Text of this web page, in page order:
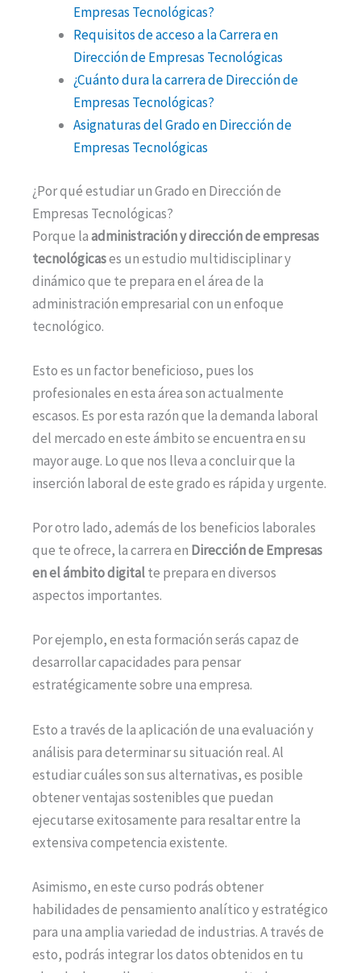
Empresas Tecnológicas?
Requisitos de acceso a la Carrera en
Dirección de Empresas Tecnológicas
¿Cuánto dura la carrera de Dirección de
Empresas Tecnológicas?
Asignaturas del Grado en Dirección de
Empresas Tecnológicas
¿Por qué estudiar un Grado en Dirección de
Empresas Tecnológicas?
Porque laadministración y dirección de empresas
tecnológicases un estudio multidisciplinar y
dinámico que te prepara en el área de la
administración empresarial con un enfoque
tecnológico.
Esto es un factor beneficioso, pues los
profesionales en esta área son actualmente
escasos. Es por esta razón que la demanda laboral
del mercado en este ámbito se encuentra en su
mayor auge. Lo que nos lleva a concluir que la
inserción laboral de este grado es rápida y urgente.
Por otro lado, además de los beneficios laborales
que te ofrece, la carrera en Dirección de Empresas
en el ámbito digitalte prepara en diversos
aspectos importantes.
Por ejemplo, en esta formación serás capaz de
desarrollar capacidades para pensar
estratégicamente sobre una empresa.
Esto a través de la aplicación de una evaluación y
análisis para determinar su situación real. Al
estudiar cuáles son sus alternativas, es posible
obtener ventajas sostenibles que puedan
ejecutarse exitosamente para resaltar entre la
extensiva competencia existente.
Asimismo, en este curso podrás obtener
habilidades de pensamiento analítico y estratégico
para una amplia variedad de industrias. A través de
esto, podrás integrar los datos obtenidos en tu